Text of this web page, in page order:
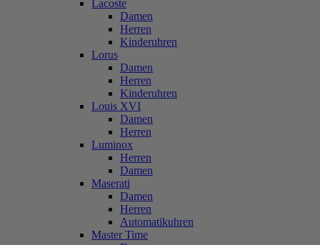
Lacoste
Damen
Herren
Kinderuhren
Lorus
Damen
Herren
Kinderuhren
Louis XVI
Damen
Herren
Luminox
Herren
Damen
Maserati
Damen
Herren
Automatikuhren
Master Time